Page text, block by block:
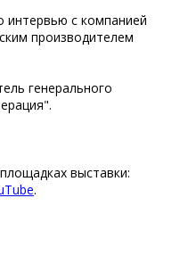
интервью с компанией
производителем
генерального
выставки:
.